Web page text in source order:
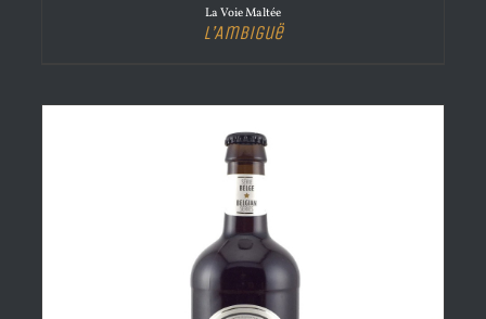
La Voie Maltée
L’Ambiguë